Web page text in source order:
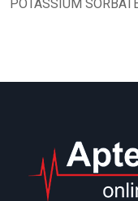
POTASSIUM